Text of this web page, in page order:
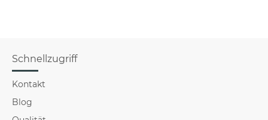
Schnellzugriff
Kontakt
Blog